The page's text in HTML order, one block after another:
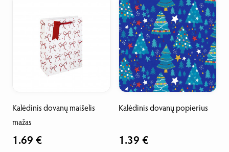
Kalėdinis dovanų maišelis
mažas
1.69 €
Kalėdinis dovanų popierius
1.39 €